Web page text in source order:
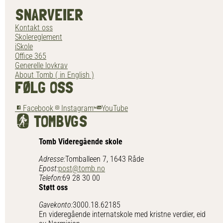
SNARVEIER
Kontakt oss
Skolereglement
iSkole
Office 365
Generelle lovkrav
About Tomb ( in English )
FØLG OSS
Facebook Instagram YouTube
TOMBVGS
Tomb Videregående skole
Adresse:Tomballeen 7, 1643 Råde
Epost:post@tomb.no
Telefon:69 28 30 00
Støtt oss
Gavekonto:3000.18.62185
En videregående internatskole med kristne verdier, eid